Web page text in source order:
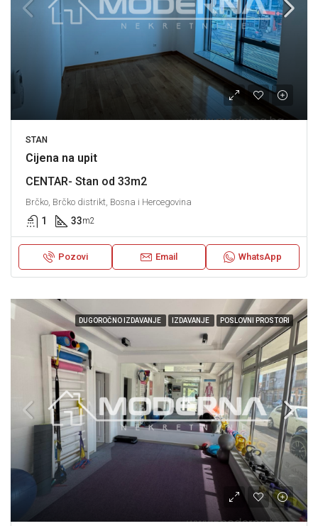
STAN
Cijena na upit
CENTAR- Stan od 33m2
Brčko, Brčko distrikt, Bosna i Hercegovina
1 33m2
Pozovi Email WhatsApp
DUGOROČNO IZDAVANJE IZDAVANJE POSLOVNI PROSTORI